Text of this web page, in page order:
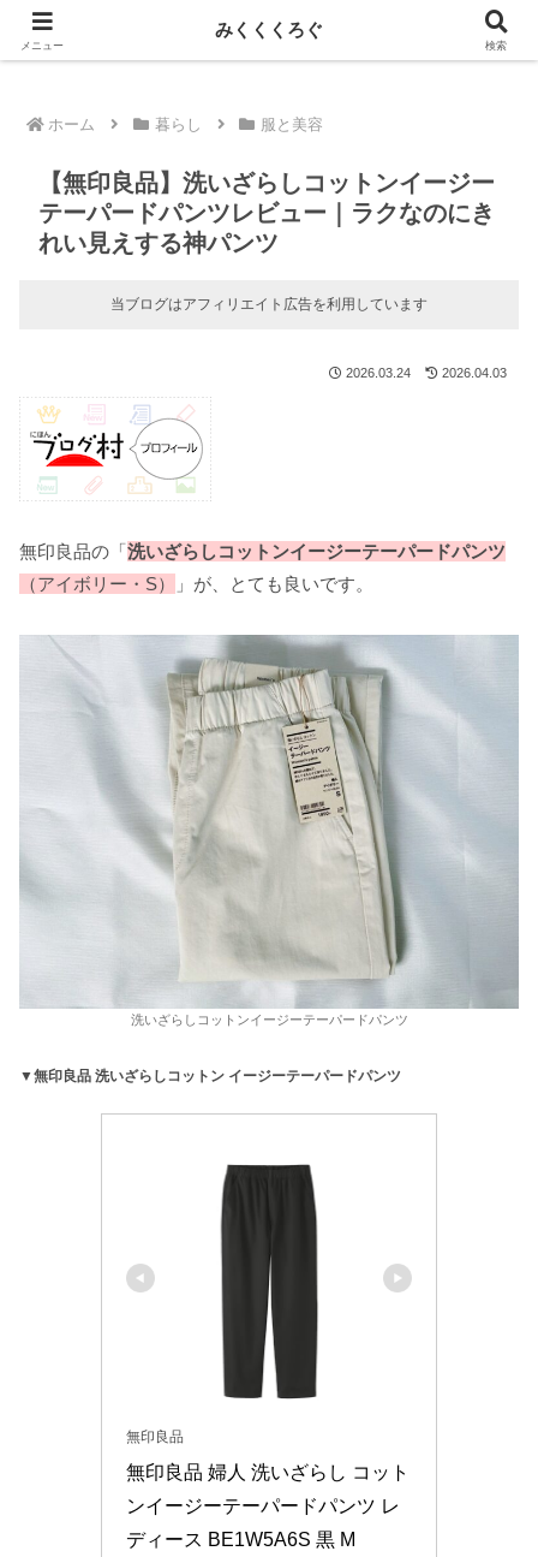
新しい記事はnoteに投稿しています！
ホーム 暮らし 服と美容
【無印良品】洗いざらしコットンイージー
テーパードパンツレビュー｜ラクなのにき
れい見えする神パンツ
当ブログはアフィリエイト広告を利用しています
2026.03.24 2026.04.03
無印良品の「洗いざらしコットンイージーテーパードパンツ
（アイボリー・S）
」が、とても良いです。
洗いざらしコットンイージーテーパードパンツ
▼無印良品 洗いざらしコットン イージーテーパードパンツ
無印良品
無印良品 婦人 洗いざらし コット
ンイージーテーパードパンツ レ
ディース BE1W5A6S 黒 M
メニュー
みくくくろぐ
検索